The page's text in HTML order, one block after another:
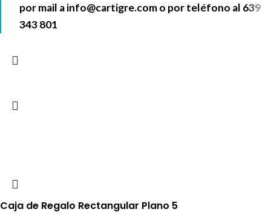
por mail ainfo@cartigre.como por teléfono al 639
343 801
Caja de Regalo Rectangular Plano 5